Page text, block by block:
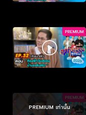
PREMIUM
PREMIUM
PREMIUM เท่านั้น